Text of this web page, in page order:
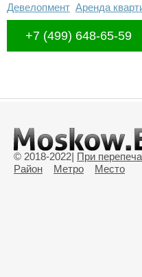
Девелопмент Аренда
+7 (499) 648-65-59
© 2018-2022| При
Район
Метро Место